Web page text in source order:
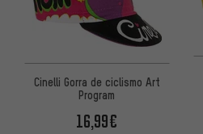
Cinelli Gorra de ciclismo Art
Program
16,99€